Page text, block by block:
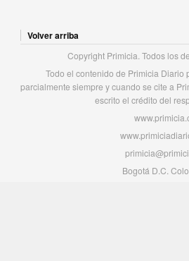
Volver arriba
Copyright Primicia. Todos los
Todo el contenido de Primicia Diario
parcialmente siempre y cuando se cite a
escrito el crédito del
Bogotá D.C.